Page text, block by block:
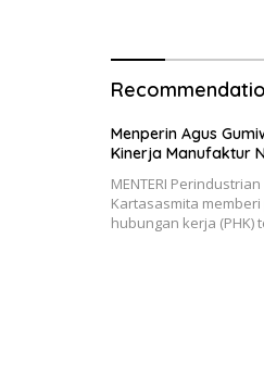
Menperin Agus
Kinerja Manufaktur
MENTERI
Kartasasmita
hubungan kerja (PHK)